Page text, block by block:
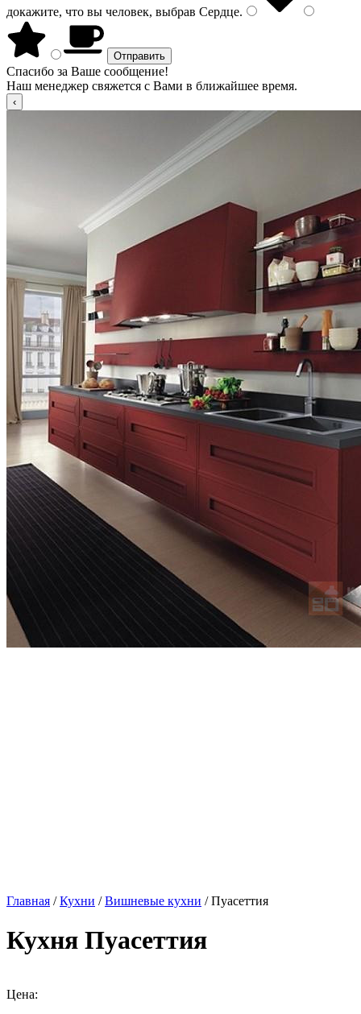
докажите, что вы человек, выбрав Сердце.
Спасибо за Ваше сообщение!
Наш менеджер свяжется с Вами в ближайшее время.
Главная /Кухни /Вишневые кухни / Пуасеттия
Кухня Пуасеттия
Цена: